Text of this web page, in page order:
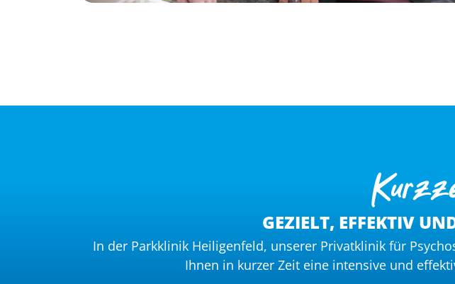
GEZIELT, EFFEKTIV
In der Parkklinik Heiligenfeld, unserer Privatklinik für
Ihnen in kurzer Zeit eine intensive und